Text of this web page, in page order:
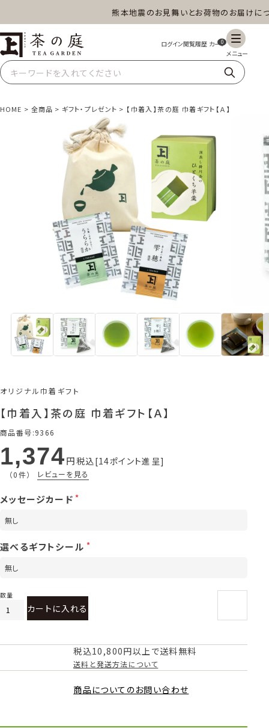
熊本地震のお見舞いとお荷物のお届けについて
茶の庭オンラインショップ 0
HOME 全商品 ギフト・プレゼント 【巾着入】茶の庭 巾着ギフト【Ａ】
オリジナル巾着ギフト
【巾着入】茶の庭 巾着ギフト【Ａ】
商品番号 9366
1,374 税込 14ポイント進呈
（0件） レビューを見る
メッセージカード
選べるギフトシール
カートに入れる
税込10,800円以上で送料無料
送料と発送方法について
商品についてのお問い合わせ